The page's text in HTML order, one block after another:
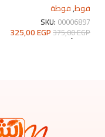
فوط,فوطة
SKU: 00006897
375,00EGP
325,00EGP
تحديد أحد الخيارات